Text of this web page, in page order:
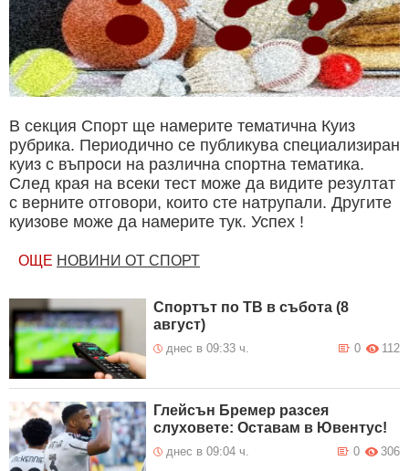
В секция Спорт ще намерите тематична Куиз
рубрика. Периодично се публикува специализиран
куиз с въпроси на различна спортна тематика.
След края на всеки тест може да видите резултат
с верните отговори, които сте натрупали. Другите
куизове може да намерите тук. Успех !
ОЩЕ НОВИНИ ОТ СПОРТ
Спортът по ТВ в събота (8
август)
днес в 09:33 ч. 112
0
Глейсън Бремер разсея
слуховете: Оставам в Ювентус!
днес в 09:04 ч. 306
0